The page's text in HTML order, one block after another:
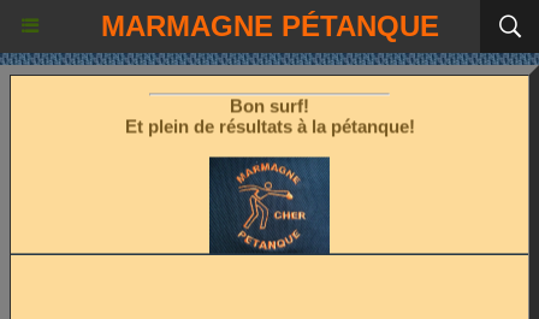
MARMAGNE PÉTANQUE
Les fêtes étant terminées!
Place à la pétanque!
Bon surf!
Et plein de résultats à la pétanque!